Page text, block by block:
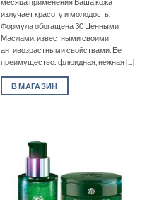
месяца применения Ваша кожа
излучает красоту и молодость.
Формула обогащена 30 Ценными
Маслами, известными своими
антивозрастными свойствами. Ее
преимущество: флюидная, нежная [...]
В МАГАЗИН